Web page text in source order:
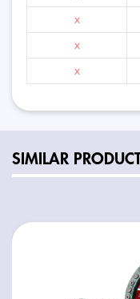
x
x
x
SIMILAR